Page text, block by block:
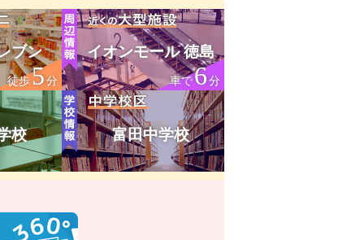
ブン
徒歩5分
イオンモール 徳島
車で6分
校 富田中学校